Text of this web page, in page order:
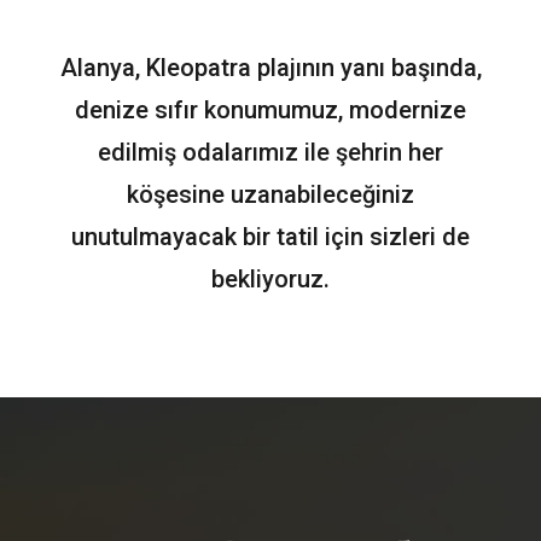
Alanya, Kleopatra plajının yanı başında,
denize sıfır konumumuz, modernize
edilmiş odalarımız ile şehrin her
köşesine uzanabileceğiniz
unutulmayacak bir tatil için sizleri de
bekliyoruz.